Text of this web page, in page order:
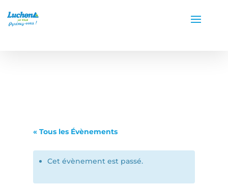
« Tous les Évènements
Cet évènement est passé.